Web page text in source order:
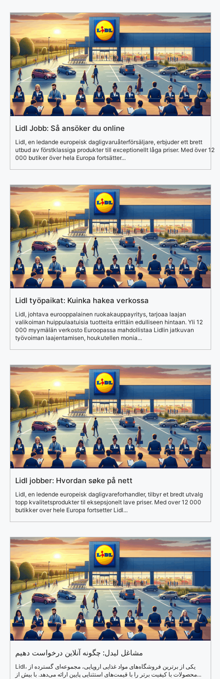
Lidl Jobb: Så ansöker du online
Lidl, en ledande europeisk dagligvaruåterförsäljare, erbjuder ett brett
utbud av förstklassiga produkter till exceptionellt låga priser. Med över 12
000 butiker över hela Europa fortsätter...
Lidl työpaikat: Kuinka hakea verkossa
Lidl, johtava eurooppalainen ruokakauppayritys, tarjoaa laajan
valikoiman huippulaatuisia tuotteita erittäin edulliseen hintaan. Yli 12
000 myymälän verkosto Euroopassa mahdollistaa Lidlin jatkuvan
työvoiman laajentamisen, houkutellen monia...
Lidl jobber: Hvordan søke på nett
Lidl, en ledende europeisk dagligvareforhandler, tilbyr et bredt utvalg
topp kvalitetsprodukter til eksepsjonelt lave priser. Med over 12 000
butikker over hele Europa fortsetter Lidl...
مشاغل لیدل: چگونه آنلاین درخواست دهیم
Lidl، یکی از برترین فروشگاه‌های مواد غذایی اروپایی، مجموعه‌ای گسترده از
محصولات با کیفیت برتر را با قیمت‌های استثنایی پایین ارائه می‌دهد. با بیش از...